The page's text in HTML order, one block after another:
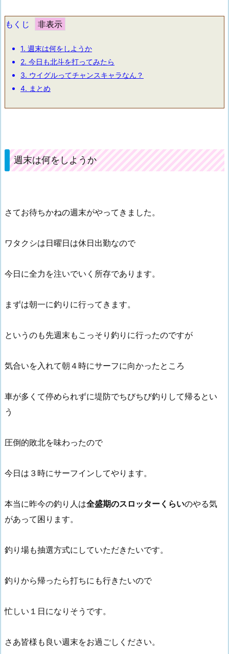
もくじ
1. 週末は何をしようか
2. 今日も北斗を打ってみたら
3. ウイグルってチャンスキャラなん？
4. まとめ
週末は何をしようか
さてお待ちかねの週末がやってきました。
ワタクシは日曜日は休日出勤なので
今日に全力を注いでいく所存であります。
まずは朝一に釣りに行ってきます。
というのも先週末もこっそり釣りに行ったのですが
気合いを入れて朝４時にサーフに向かったところ
車が多くて停められずに堤防でちびちび釣りして帰るとい
う
圧倒的敗北を味わったので
今日は３時にサーフインしてやります。
本当に昨今の釣り人は全盛期のスロッターくらいのやる気
があって困ります。
釣り場も抽選方式にしていただきたいです。
釣りから帰ったら打ちにも行きたいので
忙しい１日になりそうです。
さあ皆様も良い週末をお過ごしください。